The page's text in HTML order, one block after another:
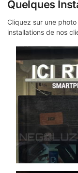
Quelques
Cliquez sur une
installations de nos